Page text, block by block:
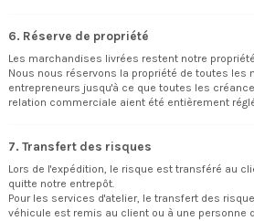
6. Réserve de propriété
Les marchandises livrées restent notre
Nous nous réservons la propriété de toutes les
entrepreneurs jusqu'à ce que toutes les
relation commerciale aient été entièrement
7. Transfert des risques
Lors de l'expédition, le risque est transféré au
quitte notre entrepôt.
Pour les services d'atelier, le transfert des
véhicule est remis au client ou à une personne